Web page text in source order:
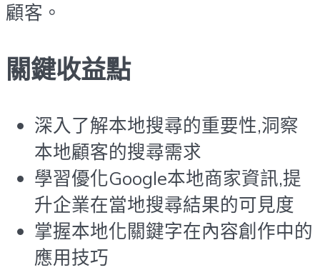
顧客。
關鍵收益點
深入了解本地搜尋的重要性,洞察
本地顧客的搜尋需求
學習優化Google本地商家資訊,提
升企業在當地搜尋結果的可見度
掌握本地化關鍵字在內容創作中的
應用技巧